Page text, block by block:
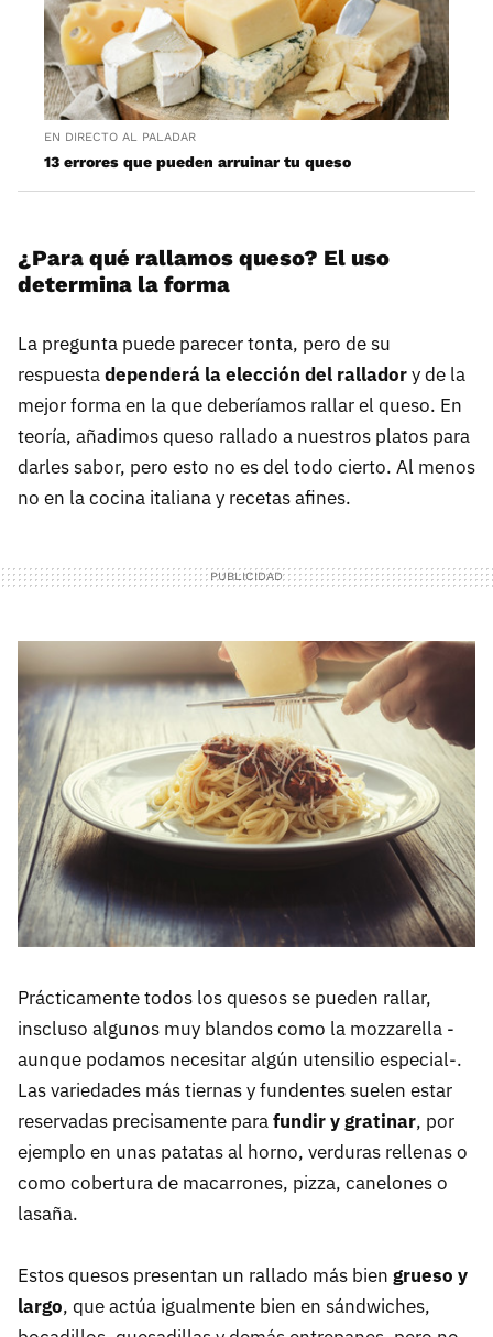
EN DIRECTO AL PALADAR
13 errores que pueden arruinar tu queso
¿Para qué rallamos queso? El uso
determina la forma
La pregunta puede parecer tonta, pero de su
respuestadependerá la elección del ralladory de la
mejor forma en la que deberíamos rallar el queso. En
teoría, añadimos queso rallado a nuestros platos para
darles sabor, pero esto no es del todo cierto. Al menos
no en la cocina italiana y recetas afines.
Prácticamente todos los quesos se pueden rallar,
inscluso algunos muy blandos como la mozzarella -
aunque podamos necesitar algún utensilio especial-.
Las variedades más tiernas y fundentes suelen estar
reservadas precisamente parafundir y gratinar, por
ejemplo en unas patatas al horno, verduras rellenas o
como cobertura de macarrones, pizza, canelones o
lasaña.
Estos quesos presentan un rallado más bien grueso y
largo, que actúa igualmente bien en sándwiches,